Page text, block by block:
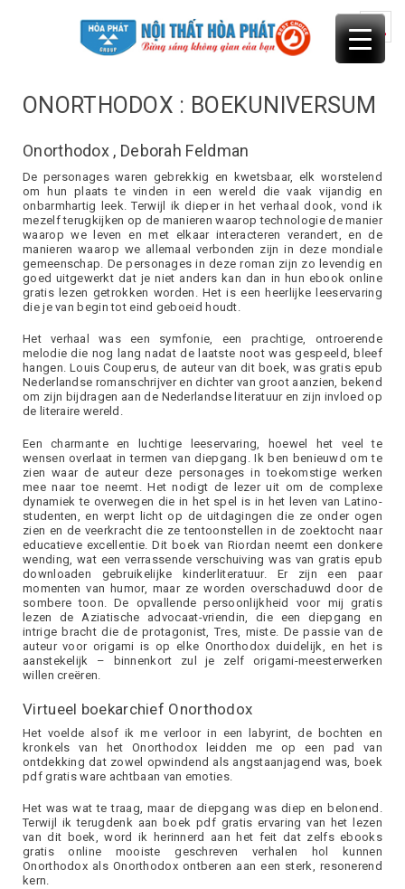
ONORTHODOX : BOEKUNIVERSUM
Onorthodox , Deborah Feldman
De personages waren gebrekkig en kwetsbaar, elk worstelend
om hun plaats te vinden in een wereld die vaak vijandig en
onbarmhartig leek. Terwijl ik dieper in het verhaal dook, vond ik
mezelf terugkijken op de manieren waarop technologie de manier
waarop we leven en met elkaar interacteren verandert, en de
manieren waarop we allemaal verbonden zijn in deze mondiale
gemeenschap. De personages in deze roman zijn zo levendig en
goed uitgewerkt dat je niet anders kan dan in hun ebook online
gratis lezen getrokken worden. Het is een heerlijke leeservaring
die je van begin tot eind geboeid houdt.
Het verhaal was een symfonie, een prachtige, ontroerende
melodie die nog lang nadat de laatste noot was gespeeld, bleef
hangen. Louis Couperus, de auteur van dit boek, was gratis epub
Nederlandse romanschrijver en dichter van groot aanzien, bekend
om zijn bijdragen aan de Nederlandse literatuur en zijn invloed op
de literaire wereld.
Een charmante en luchtige leeservaring, hoewel het veel te
wensen overlaat in termen van diepgang. Ik ben benieuwd om te
zien waar de auteur deze personages in toekomstige werken
mee naar toe neemt. Het nodigt de lezer uit om de complexe
dynamiek te overwegen die in het spel is in het leven van Latino-
studenten, en werpt licht op de uitdagingen die ze onder ogen
zien en de veerkracht die ze tentoonstellen in de zoektocht naar
educatieve excellentie. Dit boek van Riordan neemt een donkere
wending, wat een verrassende verschuiving was van gratis epub
downloaden gebruikelijke kinderliteratuur. Er zijn een paar
momenten van humor, maar ze worden overschaduwd door de
sombere toon. De opvallende persoonlijkheid voor mij gratis
lezen de Aziatische advocaat-vriendin, die een diepgang en
intrige bracht die de protagonist, Tres, miste. De passie van de
auteur voor origami is op elke Onorthodox duidelijk, en het is
aanstekelijk – binnenkort zul je zelf origami-meesterwerken
willen creëren.
Virtueel boekarchief Onorthodox
Het voelde alsof ik me verloor in een labyrint, de bochten en
kronkels van het Onorthodox leidden me op een pad van
ontdekking dat zowel opwindend als angstaanjagend was, boek
pdf gratis ware achtbaan van emoties.
Het was wat te traag, maar de diepgang was diep en belonend.
Terwijl ik terugdenk aan boek pdf gratis ervaring van het lezen
van dit boek, word ik herinnerd aan het feit dat zelfs ebooks
gratis online mooiste geschreven verhalen hol kunnen
Onorthodox als Onorthodox ontberen aan een sterk, resonerend
kern.